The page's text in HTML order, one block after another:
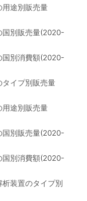
用途別販売量
国別販売量(2020-
国別消費額(2020-
タイプ別販売量
用途別販売量
国別販売量(2020-
国別消費額(2020-
析装置のタイプ別